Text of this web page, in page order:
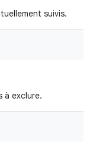
suivis.
à exclure.